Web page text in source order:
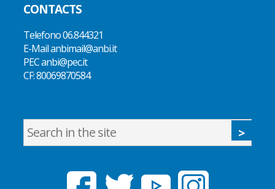
CONTACTS
Telefono06.844321
E-Mailanbimail@anbi.it
PEC anbi@pec.it
CF:80069870584